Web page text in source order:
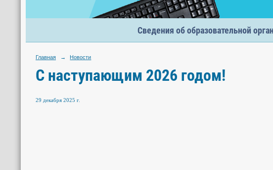
Сведения об образовательной
Главная → Новости
C наступающим 2026 годом!
29 декабря 2025 г.